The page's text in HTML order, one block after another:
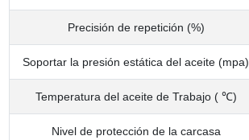
Precisión de repetición (%)
Soportar la presión estática del aceite (mpa)
Temperatura del aceite de Trabajo ( ℃)
Nivel de protección de la carcasa